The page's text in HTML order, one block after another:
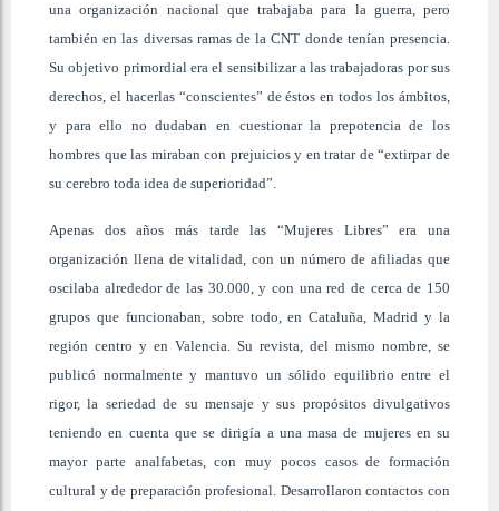
una organización nacional que trabajaba para la guerra, pero
también en las diversas ramas de la CNT donde tenían presencia.
Su objetivo primordial era el sensibilizar a las trabajadoras por sus
derechos, el hacerlas “conscientes” de éstos en todos los ámbitos,
y para ello no dudaban en cuestionar la prepotencia de los
hombres que las miraban con prejuicios y en tratar de “extirpar de
su cerebro toda idea de superioridad”.
Apenas dos años más tarde las “Mujeres Libres” era una
organización llena de vitalidad, con un número de afiliadas que
oscilaba alrededor de las 30.000, y con una red de cerca de 150
grupos que funcionaban, sobre todo, en Cataluña, Madrid y la
región centro y en Valencia. Su revista, del mismo nombre, se
publicó normalmente y mantuvo un sólido equilibrio entre el
rigor, la seriedad de su mensaje y sus propósitos divulgativos
teniendo en cuenta que se dirigía a una masa de mujeres en su
mayor parte analfabetas, con muy pocos casos de formación
cultural y de preparación profesional. Desarrollaron contactos con